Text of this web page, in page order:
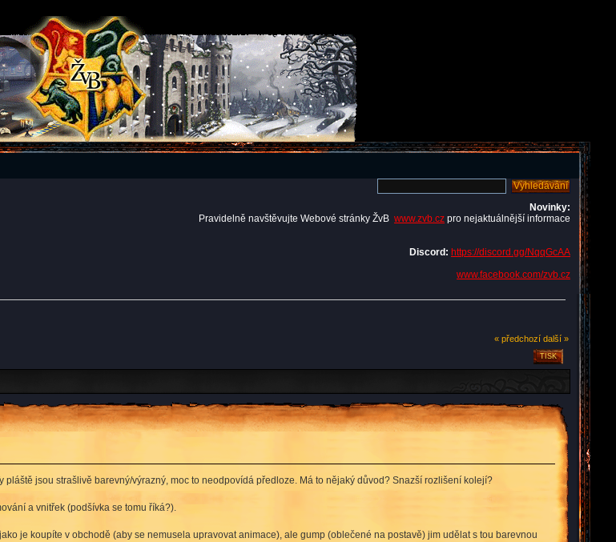
Novinky:
Pravidelně navštěvujte Webové stránky ŽvB www.zvb.cz pro nejaktuálnější informace
Discord: https://discord.gg/NqqGcAA
www.facebook.com/zvb.cz
« předchozí další »
TISK
pláště jsou strašlivě barevný/výrazný, moc to neodpovídá předloze. Má to nějaký důvod? Snazší rozlišení kolejí?
a vnitřek (podšívka se tomu říká?).
je koupíte v obchodě (aby se nemusela upravovat animace), ale gump (oblečené na postavě) jim udělat s tou barevnou